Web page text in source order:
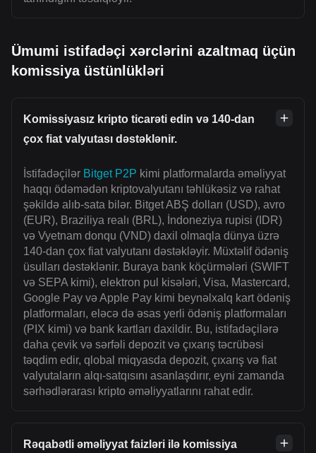
Ümumi istifadəçi xərclərini azaltmaq üçün
komissiya üstünlükləri
Komissiyasız kripto ticarəti edin və 140-dan
çox fiat valyutası dəstəklənir.
İstifadəçilər Bitget P2P kimi platformalarda əməliyyat
haqqı ödəmədən kriptovalyutanı təhlükəsiz və rahat
şəkildə alıb-sata bilər. Bitget ABŞ dolları (USD), avro
(EUR), Braziliya realı (BRL), İndoneziya rupisi (IDR)
və Vyetnam donqu (VND) daxil olmaqla dünya üzrə
140-dan çox fiat valyutanı dəstəkləyir. Müxtəlif ödəniş
üsulları dəstəklənir. Buraya bank köçürmələri (SWIFT
və SEPA kimi), elektron pul kisələri, Visa, Mastercard,
Google Pay və Apple Pay kimi beynəlxalq kart ödəniş
platformaları, eləcə də əsas yerli ödəniş platformaları
(PIX kimi) və bank kartları daxildir. Bu, istifadəçilərə
daha çevik və sərfəli depozit və çıxarış təcrübəsi
təqdim edir, qlobal miqyasda depozit, çıxarış və fiat
valyutaların alqı-satqısını asanlaşdırır, eyni zamanda
sərhədlərarası kripto əməliyyatlarını rahat edir.
Rəqabətli əməliyyat faizləri ilə komissiya